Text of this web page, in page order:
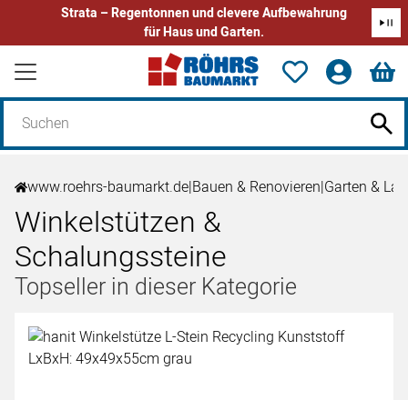
Strata – Regentonnen und clevere Aufbewahrung
für Haus und Garten.
Zum Hauptinhalt springen
www.roehrs-baumarkt.de|Bauen & Renovieren|Garten &
Winkelstützen &
Schalungssteine
Topseller in dieser Kategorie